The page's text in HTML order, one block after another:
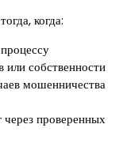
когда:
собственности
мошенничества
через проверенных